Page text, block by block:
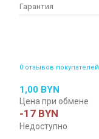
Гарантия
0 отзывов покупателей
1,00 BYN
Цена при обмене
-17 BYN
Недоступно